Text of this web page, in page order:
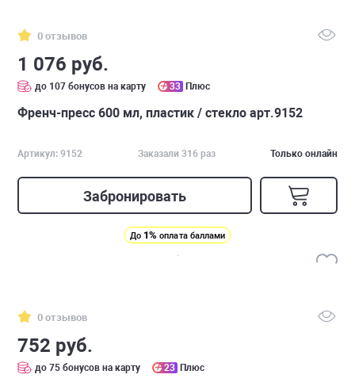
0 отзывов
1 076 руб.
до 107 бонусов на карту 33 Плюс
Френч-пресс 600 мл, пластик / стекло арт.9152
Артикул: 9152 Заказали 316 раз Только онлайн
Забронировать
До 1% оплата баллами
0 отзывов
752 руб.
до 75 бонусов на карту 23 Плюс